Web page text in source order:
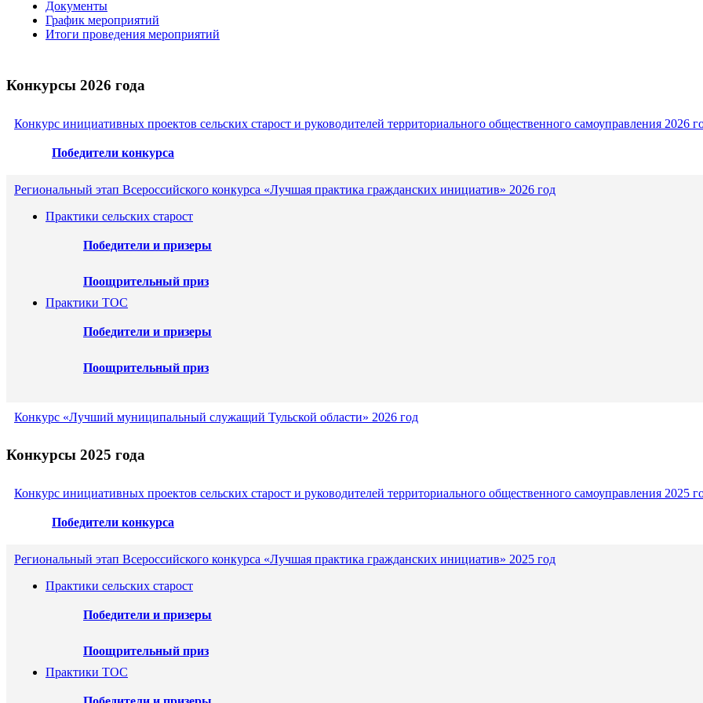
Документы
График мероприятий
Итоги проведения мероприятий
Конкурсы 2026 года
Конкурс инициативных проектов сельских старост и руководителей территориального общественного самоуправления 2026
Победители конкурса
Региональный этап Всероссийского конкурса «Лучшая практика гражданских инициатив» 2026 год
Практики сельских старост
Победители и призеры
Поощрительный приз
Практики ТОС
Победители и призеры
Поощрительный приз
Конкурс «Лучший муниципальный служащий Тульской области» 2026 год
Конкурсы 2025 года
Конкурс инициативных проектов сельских старост и руководителей территориального общественного самоуправления 2025
Победители конкурса
Региональный этап Всероссийского конкурса «Лучшая практика гражданских инициатив» 2025 год
Практики сельских старост
Победители и призеры
Поощрительный приз
Практики ТОС